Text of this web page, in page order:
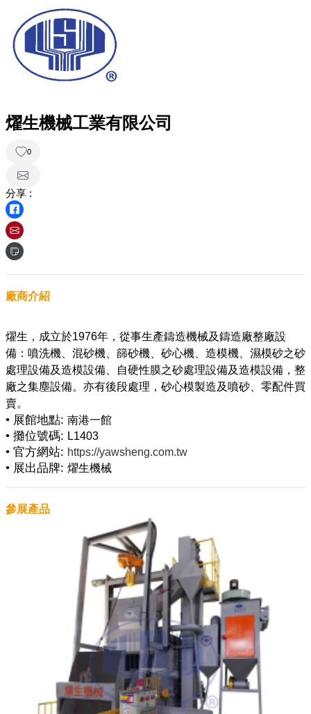
燿生機械工業有限公司
0
分享 :
廠商介紹
燿生，成立於1976年，從事生產鑄造機械及鑄造廠整廠設
備：噴洗機、混砂機、篩砂機、砂心機、造模機、濕模砂之砂
處理設備及造模設備、自硬性膜之砂處理設備及造模設備，整
廠之集塵設備。亦有後段處理，砂心模製造及噴砂、零配件買
• 展館地點: 南港一館
• 攤位號碼: L1403
• 官方網站: https://yawsheng.com.tw
• 展出品牌: 燿生機械
參展產品